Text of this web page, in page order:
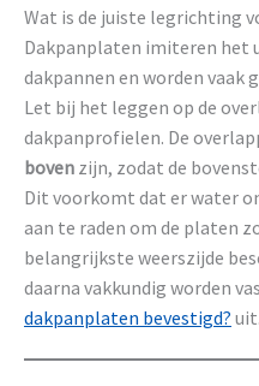
Wat is de juiste legrichting
Dakpanplaten imiteren
dakpannen en worden vaak
Let bij het leggen op de
dakpanprofielen. De
boven zijn, zodat de
Dit voorkomt dat er water
aan te raden om de platen
belangrijkste weerszijde
daarna vakkundig worden
dakpanplaten bevestigd? uit.